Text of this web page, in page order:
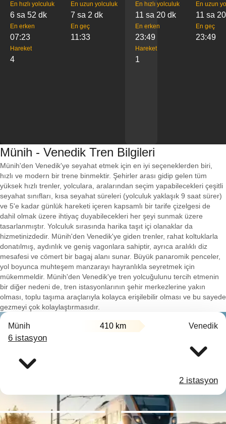
En hızlı yolculuk
6 sa 52 dk
En uzun yolculuk
7 sa 2 dk
En erken
07:23
En geç
11:33
Hareket
4
En hızlı yolculuk
11 sa 20 dk
En uzun
11 sa
En erken
23:49
En geç
23:49
Hareket
1
Münih - Venedik Tren Bilgileri
Münih'den Venedik'ye seyahat etmek için en iyi seçeneklerden biri,
hızlı ve modern bir trene binmektir. Şehirler arası gidip gelen tüm
yüksek hızlı trenler, yolculara, aralarından seçim yapabilecekleri çeşitli
seyahat sınıfları, kısa seyahat süreleri (yolculuk yaklaşık 9 saat sürer)
ve 5'e kadar günlük hareketi içeren kapsamlı bir tarife çizelgesi de
dahil olmak üzere ihtiyaç duyabilecekleri her şeyi sunmak üzere
tasarlanmıştır. Yolculuk sırasında harika taşıt içi olanaklar da
hizmetinizdedir. Münih'den Venedik'ye giden trenler, rahat koltuklarla
donatılmış, aydınlık ve geniş vagonlara sahiptir, ayrıca aralıklı diz
mesafesi ve cömert bir bagaj alanı sunar. Büyük panaromik penceler,
yol boyunca muhteşem manzarayı hayranlıkla seyretmek için
mükemmeldir. Münih'den Venedik'ye tren yolcuğulunu tercih etmenin
bir diğer nedeni de, tren istasyonlarının şehir merkezlerine yakın
olması, toplu taşıma araçlarıyla kolayca erişilebilir olması ve bu sayede
gezmeyi çok kolaylaştırmasıdır.
Münih 410 km Venedik
6 istasyon
2 istasyon